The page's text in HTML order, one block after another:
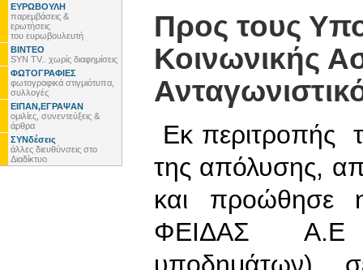
ΕΥΡΩΒΟΥΛΗ
παρεμβάσεις &
ερωτήσεις
του ευρωβουλευτή
ΒΙΝΤΕΟ
SYN TV.. χωρίς διαφημίσεις
ΦΩΤΟΓΡΑΦΙΕΣ
φωτογραφικά στιγμιότυπα,
συλλογές
ΕΙΠΑΝ,ΕΓΡΑΨΑΝ
ομιλίες, συνεντεύξεις &
άρθρα
ΣΥΝδέσεις
άλλες διευθύνσεις στο
Διαδίκτυο
Προς τους
Κοινωνικής
Εκ περιτροπής
της απόλυσης,
και προώθησε
ΦΕΙΔΑΣ Α.Ε
υποδημάτων),